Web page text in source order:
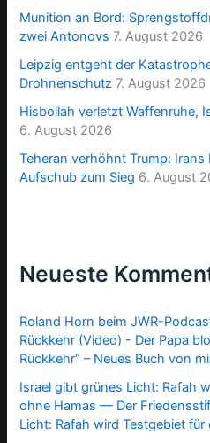
Munition an Bord:
zwei Antonovs 7. August 2026
Leipzig entgeht der
Drohnenschutz 7. August 2026
Hisbollah verletzt Waffenruhe,
6. August 2026
Teheran verhöhnt Trump: Irans
Aufschub zum Sieg 6. August
Neueste
Roland Horn beim JWR-
Rückkehr (Video) - Der Papa
Rückkehr“ – Neues Buch von
Israel gibt grünes Licht: Rafah
ohne Hamas — Der
Licht: Rafah wird Testgebiet für